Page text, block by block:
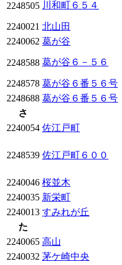
2248505 川和町６５４
2240021 北山田
2240062 葛が谷
2248588 葛が谷６－５６
2248578 葛が谷６番５６号
2248688 葛が谷６番５６号
さ
2240054 佐江戸町
2248539 佐江戸町６００
2240046 桜並木
2240035 新栄町
2240013 すみれが丘
た
2240065 高山
2240032 茅ケ崎中央